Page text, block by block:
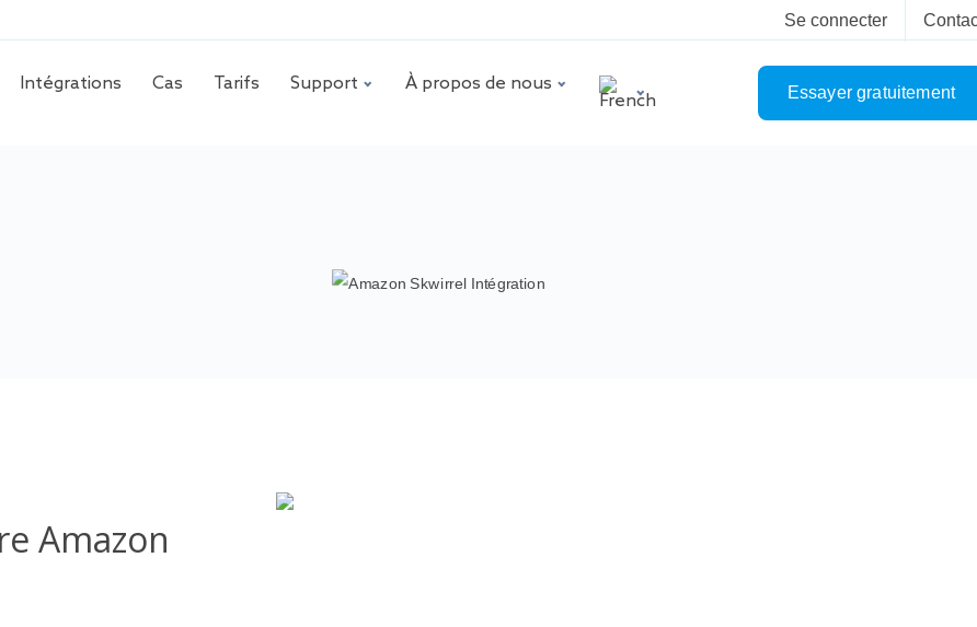
Se connecter
Intégrations Cas Tarifs Support À propos de nous Essayer gratuitement
Amazon